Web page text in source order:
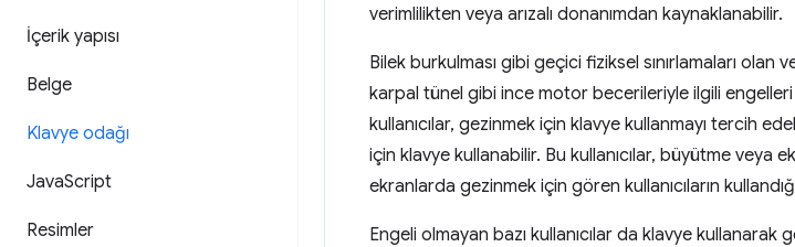
İçerik yapısı
Belge
Klavye odağı
JavaScript
Resimler
verimlilikten veya arızalı donanımdan kaynaklanabilir.
Bilek burkulması gibi geçici fiziksel sınırlamaları olan
karpal tünel gibi ince motor becerileriyle ilgili
kullanıcılar, gezinmek için klavye kullanmayı tercih
için klavye kullanabilir. Bu kullanıcılar, büyütme veya
ekranlarda gezinmek için gören kullanıcıların
Engeli olmayan bazı kullanıcılar da klavye kullanarak